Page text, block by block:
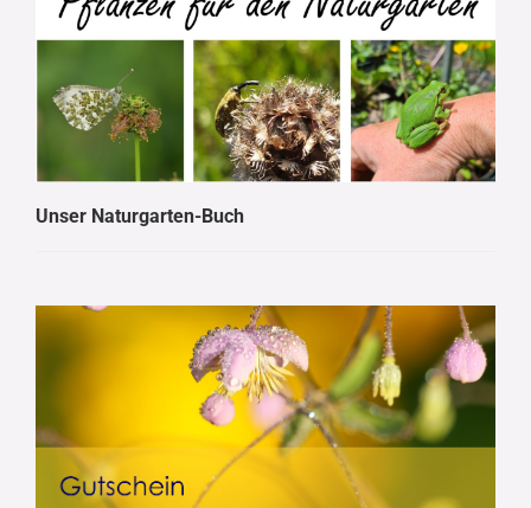
Unser Naturgarten-Buch